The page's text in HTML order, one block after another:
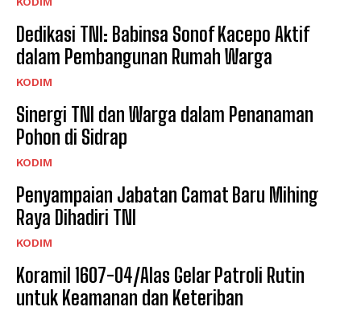
Dedikasi TNI: Babinsa Sonof Kacepo Aktif
dalam Pembangunan Rumah Warga
KODIM
Sinergi TNI dan Warga dalam Penanaman
Pohon di Sidrap
KODIM
Penyampaian Jabatan Camat Baru Mihing
Raya Dihadiri TNI
KODIM
Koramil 1607-04/Alas Gelar Patroli Rutin
untuk Keamanan dan Keteriban